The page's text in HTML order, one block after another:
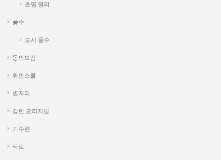
초명 명리
풍수
도시 풍수
동의보감
와인스쿨
별자리
강헌 오리지널
기수련
타로